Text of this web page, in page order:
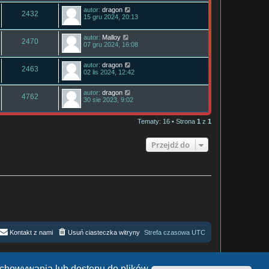
2432 autor: dragon
15 gru 2024, 20:13
2470 autor: Malloy
07 gru 2024, 16:08
2463 autor: dragon
02 lis 2024, 12:42
4762 autor: dragon
30 sie 2023, 9:02
Tematy: 16 • Strona 1 z 1
Przejdź do
Strefa czasowa UTC
Usuń ciasteczka witryny
Kontakt z nami